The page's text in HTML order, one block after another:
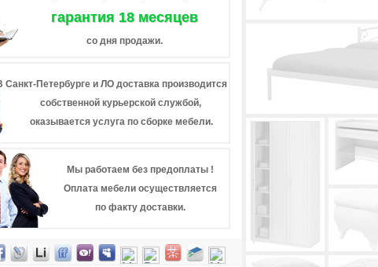
гарантия 18 месяцев
со дня продажи.
Санкт-Петербурге и ЛО доставка производится
собственной курьерской службой,
оказывается услуга по сборке мебели.
Мы работаем без предоплаты !
Оплата мебели осуществляется
по факту доставки.